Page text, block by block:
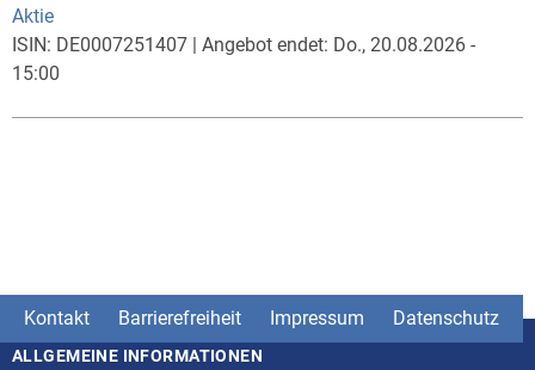
Aktie
ISIN: DE0007251407 | Angebot endet: Do., 20.08.2026 -
15:00
Kontakt Barrierefreiheit Impressum Datenschutz
ALLGEMEINE INFORMATIONEN